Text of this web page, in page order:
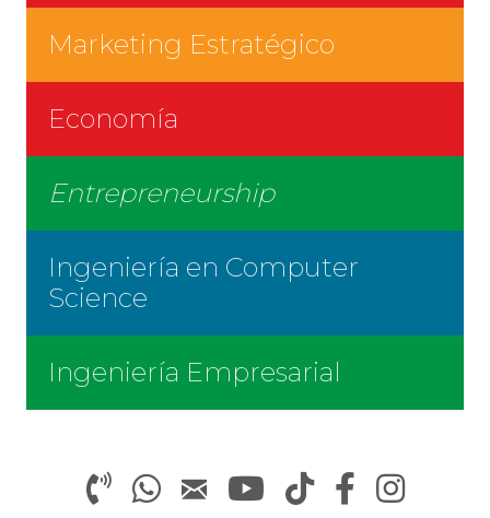
Marketing Estratégico
Economía
Entrepreneurship
Ingeniería en Computer
Science
Ingeniería Empresarial